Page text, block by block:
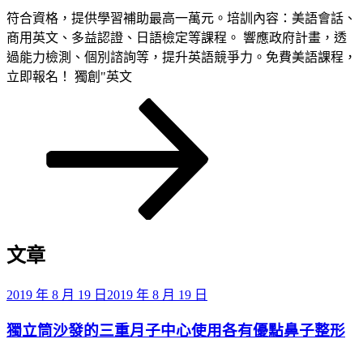
符合資格，提供學習補助最高一萬元。培訓內容：美語會話、
商用英文、多益認證、日語檢定等課程。 響應政府計畫，透
過能力檢測、個別諮詢等，提升英語競爭力。免費美語課程，
立即報名！ 獨創"英文
文章
發
於
2019 年 8 月 19 日 2019 年 8 月 19 日
獨立筒沙發的三重月子中心使用各有優點鼻子整形